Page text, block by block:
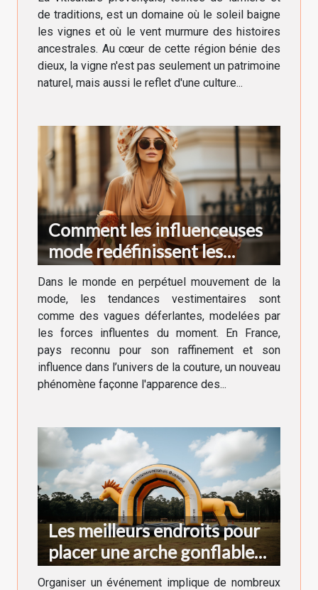
de traditions, est un domaine où le soleil baigne
les vignes et où le vent murmure des histoires
ancestrales. Au cœur de cette région bénie des
dieux, la vigne n'est pas seulement un patrimoine
naturel, mais aussi le reflet d'une culture...
Comment les influenceuses
mode redéfinissent les
tendances vestimentaires en
France
Dans le monde en perpétuel mouvement de la
mode, les tendances vestimentaires sont
comme des vagues déferlantes, modelées par
les forces influentes du moment. En France,
pays reconnu pour son raffinement et son
influence dans l’univers de la couture, un nouveau
phénomène façonne l'apparence des...
Les meilleurs endroits pour
placer une arche gonflable
lors d'un événement
Organiser un événement implique de nombreux